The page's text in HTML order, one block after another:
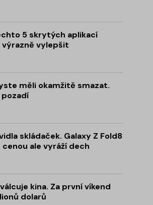
5 skrytých aplikací
výrazně vylepšit
měli okamžitě smazat.
pozadí
skládaček. Galaxy Z Fold8
ale vyráží dech
kina. Za první víkend
dolarů